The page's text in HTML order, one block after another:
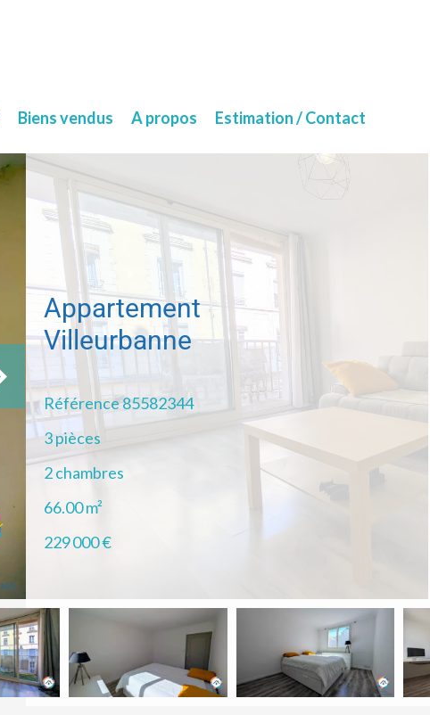
Biens vendus A propos Estimation / Contact
Appartement
Villeurbanne
Référence85582344
3 pièces
2 chambres
66.00m²
229 000 €